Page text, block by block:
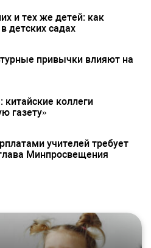
и тех же детей: как
детских садах
привычки влияют на
китайские коллеги
газету»
учителей требует
Минпросвещения